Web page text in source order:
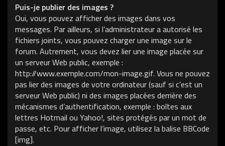
Puis-je publier des images ?
Oui, vous pouvez afficher des images dans vos
messages. Par ailleurs, si l’administrateur a autorisé les
fichiers joints, vous pouvez charger une image sur le
forum. Autrement, vous devez lier une image placée sur
un serveur Web public, exemple :
http://www.exemple.com/mon-image.gif. Vous ne pouvez
pas lier des images de votre ordinateur (sauf si c’est un
serveur Web public) ni des images placées derrière des
mécanismes d’authentification, exemple : boîtes aux
lettres Hotmail ou Yahoo!, sites protégés par un mot de
passe, etc. Pour afficher l’image, utilisez la balise BBCode
[img].